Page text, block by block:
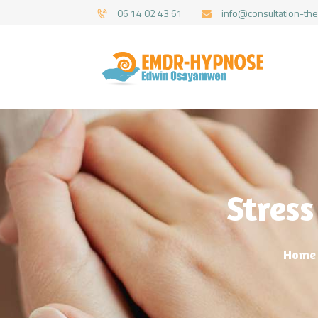
06 14 02 43 61 info@consultation-
Home